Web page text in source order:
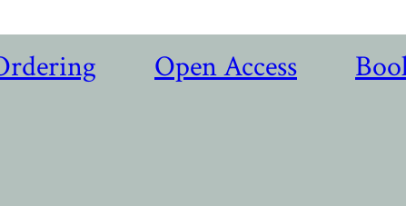
Open Access